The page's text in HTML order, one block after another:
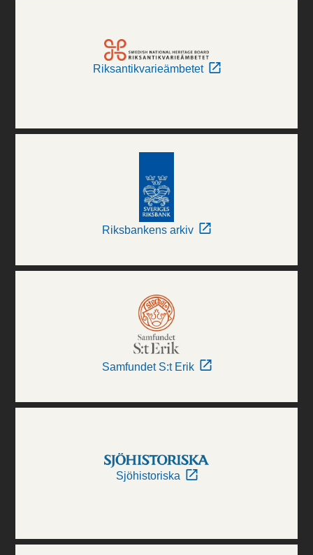
Riksantikvarieämbetet
Riksbankens arkiv
Samfundet S:t Erik
Sjöhistoriska